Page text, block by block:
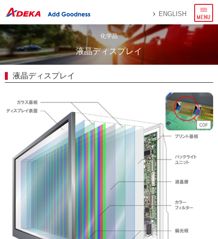
ENGLISH
ニ
ュ
化学品
液晶ディスプレイ
液晶ディスプレイ